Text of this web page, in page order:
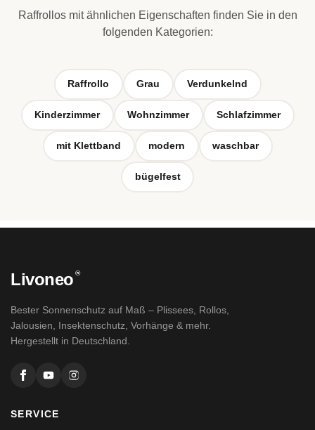
Raffrollos mit ähnlichen Eigenschaften finden Sie in den
folgenden Kategorien:
Raffrollo Grau Verdunkelnd
Kinderzimmer Wohnzimmer Schlafzimmer
mit Klettband modern waschbar
bügelfest
Livoneo ®
Bester Sonnenschutz auf Maß – Plissees, Rollos,
Jalousien, Insektenschutz, Vorhänge & mehr.
Hergestellt in Deutschland.
SERVICE